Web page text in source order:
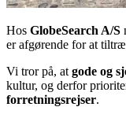
Hos GlobeSearch A/S
er afgørende for at
Vi tror på, at gode og
kultur, og derfor
forretningsrejser.